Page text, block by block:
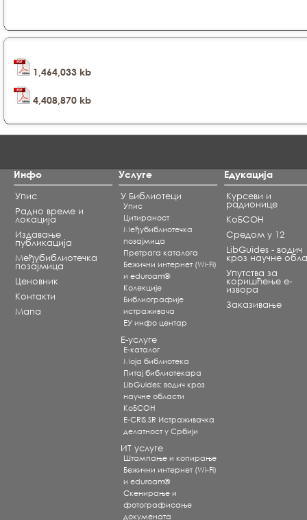
1,464,033 kb
4,408,870 kb
Инфо
Упис
Радно време и
локација
Издавање
публикација
Међубиблиотечка
позајмица
Ценовник
Контакти
Мапа
Услуге
У Библиотеци
Упис
Цитираност
Међубиблиотечка
позајмица
Претрага каталога
Бежични интернет (Wi-Fi)
и eduroam®
Koлекције
Библиографије
истраживача
ЕУ инфо центар
Е-услуге
Е-каталог
Моја библиотека
Питај библиотекара
LibGuides: водич кроз
научне области
КоБСОН
E-CRIS.SR Истраживачка
делатност у Србији
ИТ услуге
Штампање и копирање
Бежични интернет (Wi-Fi)
и eduroam®
Скенирање и
фотографисање
докумената
Едукација
Курсеви и
радионице
КоБСОН
Средом у 12
LibGuides - водич
кроз научне
Упутства за
коришћење е-
извора
Заказивање